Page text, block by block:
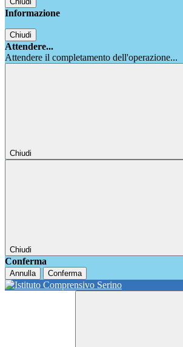
Informazione
Chiudi
Attendere...
Attendere il completamento dell'operazione...
Chiudi
Chiudi
Conferma
Annulla Conferma